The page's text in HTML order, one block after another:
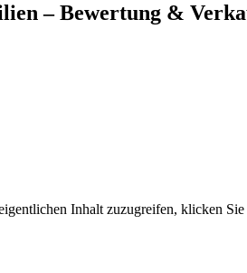
– Bewertung &
Inhalt zuzugreifen, klicken